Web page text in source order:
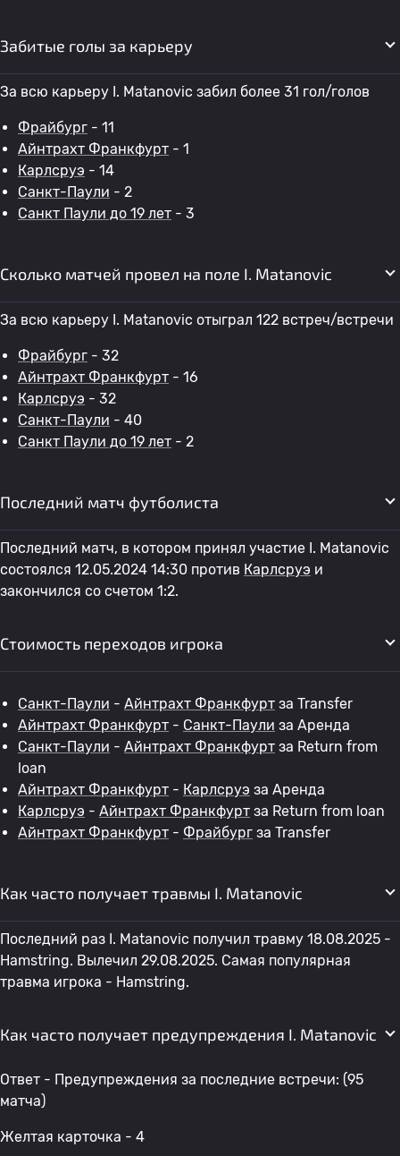
Забитые голы за карьеру
За всю карьеру I. Matanovic забил более 31 гол/голов
Фрайбург - 11
Айнтрахт Франкфурт - 1
Карлсруэ - 14
Санкт-Паули - 2
Санкт Паули до 19 лет - 3
Сколько матчей провел на поле I. Matanovic
За всю карьеру I. Matanovic отыграл 122 встреч/встречи
Фрайбург - 32
Айнтрахт Франкфурт - 16
Карлсруэ - 32
Санкт-Паули - 40
Санкт Паули до 19 лет - 2
Последний матч футболиста
Последний матч, в котором принял участие I. Matanovic
состоялся 12.05.2024 14:30 против Карлсруэ и
закончился со счетом 1:2.
Стоимость переходов игрока
Санкт-Паули - Айнтрахт Франкфурт за Transfer
Айнтрахт Франкфурт - Санкт-Паули за Аренда
Санкт-Паули - Айнтрахт Франкфурт за Return from
loan
Айнтрахт Франкфурт - Карлсруэ за Аренда
Карлсруэ - Айнтрахт Франкфурт за Return from loan
Айнтрахт Франкфурт - Фрайбург за Transfer
Как часто получает травмы I. Matanovic
Последний раз I. Matanovic получил травму 18.08.2025 -
Hamstring. Вылечил 29.08.2025. Самая популярная
травма игрока - Hamstring.
Как часто получает предупреждения I. Matanovic
Ответ - Предупреждения за последние встречи: (95
матча)
Желтая карточка - 4